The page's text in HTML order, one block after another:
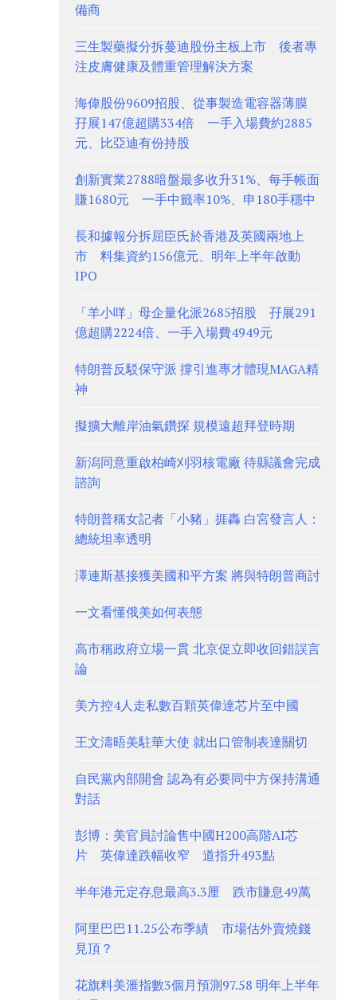
備商
三生製藥擬分拆蔓迪股份主板上市 後者專
注皮膚健康及體重管理解決方案
海偉股份9609招股、從事製造電容器薄膜
孖展147億超購334倍 一手入場費約2885
元、比亞迪有份持股
創新實業2788暗盤最多收升31%、每手帳面
賺1680元 一手中籤率10%、申180手穩中
長和據報分拆屈臣氏於香港及英國兩地上
市 料集資約156億元、明年上半年啟動
IPO
「羊小咩」母企量化派2685招股 孖展291
億超購2224倍、一手入場費4949元
特朗普反駁保守派 撐引進專才體現MAGA精
神
擬擴大離岸油氣鑽探 規模遠超拜登時期
新潟同意重啟柏崎刈羽核電廠 待縣議會完成
諮詢
特朗普稱女記者「小豬」捱轟 白宮發言人：
總統坦率透明
澤連斯基接獲美國和平方案 將與特朗普商討
一文看懂俄美如何表態
高市稱政府立場一貫 北京促立即收回錯誤言
論
美方控4人走私數百顆英偉達芯片至中國
王文濤晤美駐華大使 就出口管制表達關切
自民黨內部開會 認為有必要同中方保持溝通
對話
彭博：美官員討論售中國H200高階AI芯
片 英偉達跌幅收窄 道指升493點
半年港元定存息最高3.3厘 跌市賺息49萬
阿里巴巴11.25公布季績 市場估外賣燒錢
見頂？
花旗料美滙指數3個月預測97.58 明年上半年